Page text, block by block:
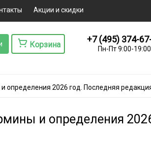
Акции и скидки
Корзина
+7 (495) 374-
Пн-Пт 9:00-19:00
определения 2026 год. Последняя
и определения